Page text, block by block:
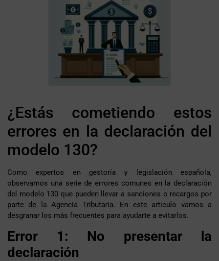
¿Estás cometiendo estos
errores en la declaración del
modelo 130?
Como expertos en gestoría y legislación española,
observamos una serie de errores comunes en la declaración
del modelo 130 que pueden llevar a sanciones o recargos por
parte de la Agencia Tributaria. En este artículo vamos a
desgranar los más frecuentes para ayudarte a evitarlos.
Error 1: No presentar la
declaración